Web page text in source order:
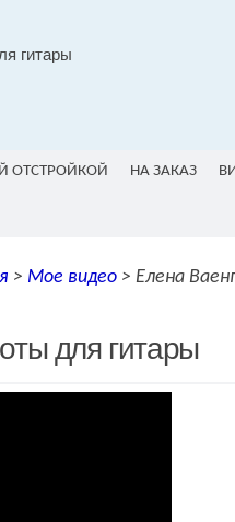
гитары
ОТСТРОЙКОЙ НА ЗАКАЗ
> Мое видео > Елена
для гитары